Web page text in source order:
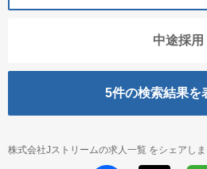
中途採用
5件の検索結果を
株式会社Jストリームの求人一覧 をシェアしま